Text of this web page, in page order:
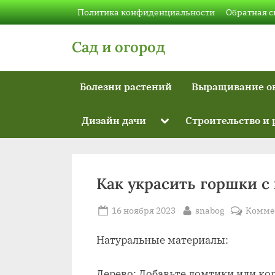
Skip
to
Политика конфиденциальности Обратная
Сад и огород
Болезни растений Выращивание
Дизайн дачи Toggle
menu
Строительство и
Как украсить горшки
Posted
16 ноября 2023 By
snabog
Натуральные материалы: